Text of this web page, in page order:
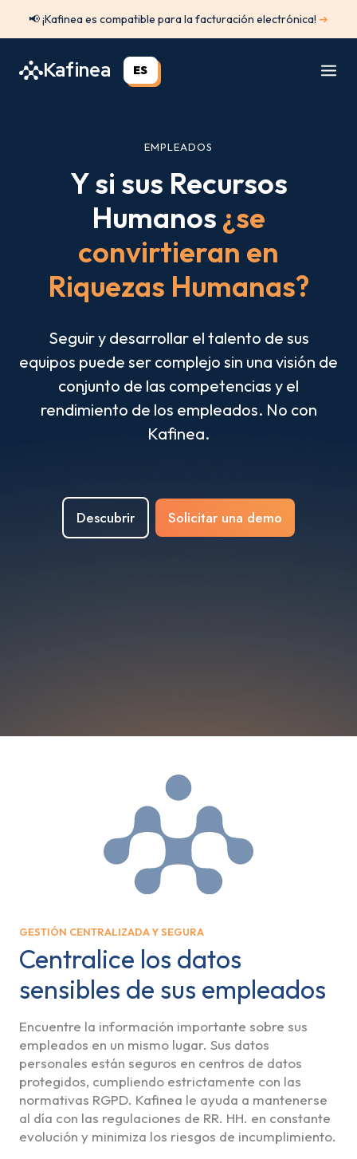
📢 ¡Kafinea es compatible para la facturación electrónica! ➔
Kafinea ES
EMPLEADOS
Y si sus Recursos
Humanos ¿se
convirtieran en
Riquezas Humanas?
Seguir y desarrollar el talento de sus
equipos puede ser complejo sin una visión de
conjunto de las competencias y el
rendimiento de los empleados. No con
Kafinea.
Descubrir Solicitar una demo
GESTIÓN CENTRALIZADA Y SEGURA
Centralice los datos
sensibles de sus empleados
Encuentre la información importante sobre sus
empleados en un mismo lugar. Sus datos
personales están seguros en centros de datos
protegidos, cumpliendo estrictamente con las
normativas RGPD. Kafinea le ayuda a mantenerse
al día con las regulaciones de RR. HH. en constante
evolución y minimiza los riesgos de incumplimiento.